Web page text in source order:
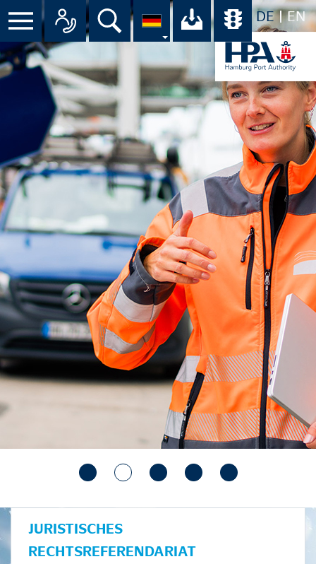
DE EN
Suche Ihr Download-
JURISTISCHES
RECHTSREFERENDARIAT